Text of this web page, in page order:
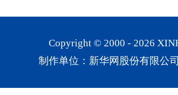
Copyright © 2000 - 2026
制作单位：新华网股份有限